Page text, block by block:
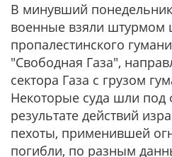
В минувший
военные взяли штурмом
пропалестинского
"Свободная Газа",
сектора Газа с грузом
Некоторые суда шли под
результате действий
пехоты, применившей
погибли, по разным